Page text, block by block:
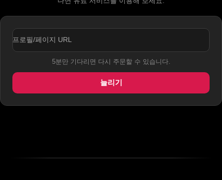
프로필/페이지 URL
5분만 기다리면 다시 주문할 수 있습니다.
늘리기